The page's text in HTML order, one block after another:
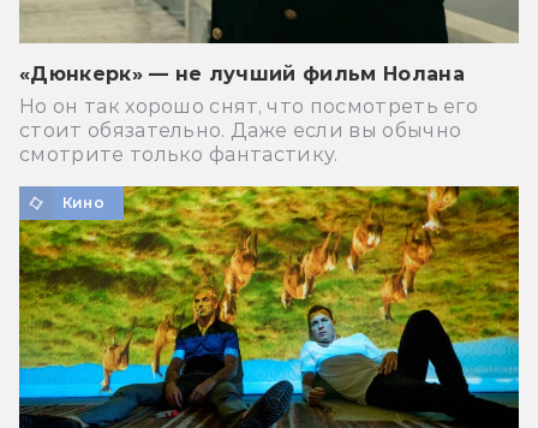
«Дюнкерк» — не лучший фильм Нолана
Но он так хорошо снят, что посмотреть его
стоит обязательно. Даже если вы обычно
смотрите только фантастику.
Кино